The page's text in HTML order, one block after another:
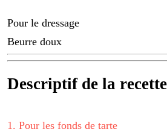
Pour le dressage
Beurre doux
Descriptif de la recette
1 . Pour les fonds de tarte